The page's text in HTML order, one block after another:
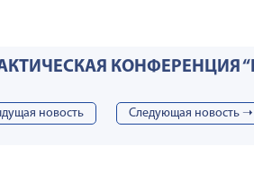
КОНФЕРЕНЦИЯ
новость Cледующая новость ➝